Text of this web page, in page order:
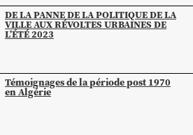
DE LA PANNE DE LA POLITIQUE DE LA
VILLE AUX RÉVOLTES URBAINES DE
L’ÉTÉ 2023
Témoignages de la période post 1970
en Algérie